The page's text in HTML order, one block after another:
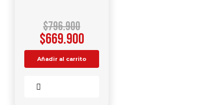
$796.900
$669.900
Añadir al carrito